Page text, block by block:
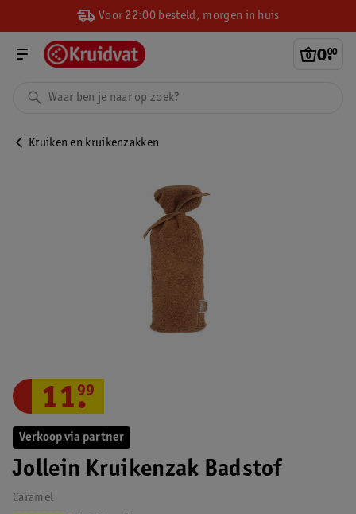
Voor 22:00 besteld, morgen in huis
0.
00
Kruiken en kruikenzakken
Verkoop via partner
Jollein Kruikenzak Badstof
Caramel
11.
99